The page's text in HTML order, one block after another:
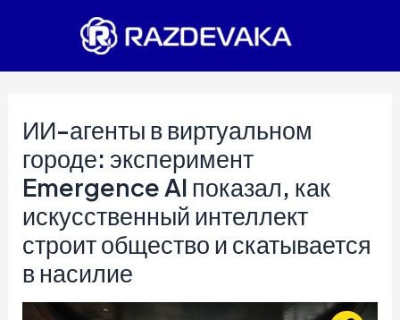
ИИ-агенты в виртуальном
городе: эксперимент
Emergence AI показал, как
искусственный интеллект
строит общество и скатывается
в насилие